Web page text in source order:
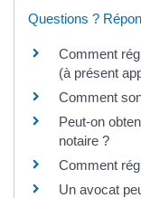
Questions ?
Comment
(à présent
Comment
Peut-on
notaire ?
Comment
Un avocat